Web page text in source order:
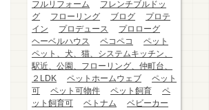
フルリフォーム
フレンチブルドッ
グ
フローリング ブログ
プロテ
イン
プロデュース
プロローグ
ヘーベルハウス
ペコペコ
ペット
ペット、犬、猫、システムキッチン、
駅近、公園、フローリング、仲町台、
２LDK
ペットホームウェブ
ペット
可
ペット可物件 ペット飼育
ペ
ット飼育可
ベトナム
ベビーカー